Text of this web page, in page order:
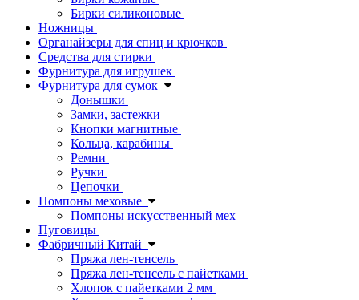
Бирки силиконовые
Ножницы
Органайзеры для спиц и крючков
Средства для стирки
Фурнитура для игрушек
Фурнитура для сумок
Донышки
Замки, застежки
Кнопки магнитные
Кольца, карабины
Ремни
Ручки
Цепочки
Помпоны меховые
Помпоны искусственный мех
Пуговицы
Фабричный Китай
Пряжа лен-тенсель
Пряжа лен-тенсель с пайетками
Хлопок с пайетками 2 мм